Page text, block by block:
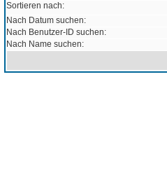
Sortieren nach:
Nach Datum suchen:
Nach Benutzer-ID suchen:
Nach Name suchen: